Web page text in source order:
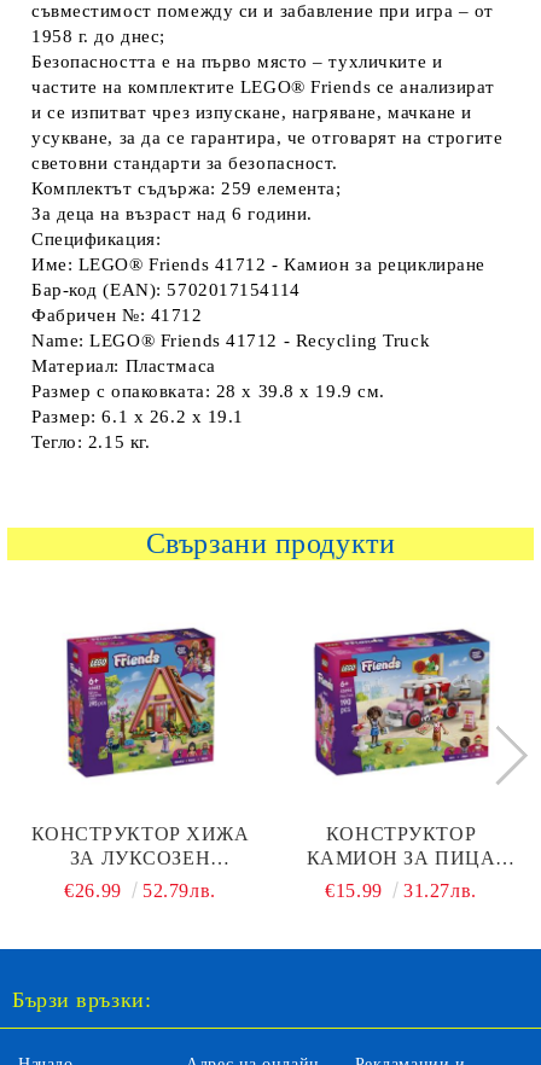
съвместимост помежду си и забавление при игра – от
1958 г. до днес;
Безопасността е на първо място – тухличките и
частите на комплектите LEGO® Friends се анализират
и се изпитват чрез изпускане, нагряване, мачкане и
усукване, за да се гарантира, че отговарят на строгите
световни стандарти за безопасност.
Комплектът съдържа: 259 елемента;
За деца на възраст над 6 години.
Спецификация:
Име: LEGO® Friends 41712 - Камион за рециклиране
Бар-код (EAN): 5702017154114
Фабричен №: 41712
Name: LEGO® Friends 41712 - Recycling Truck
Материал: Пластмаса
Размер с опаковката: 28 х 39.8 х 19.9 см.
Размер: 6.1 х 26.2 х 19.1
Тегло: 2.15 кг.
Свързани продукти
КОНСТРУКТОР ХИЖА
ЗА ЛУКСОЗЕН
КЪМПИНГ СРЕД
€26.99 52.79лв.
КОНСТРУКТОР
КАМИОН ЗА ПИЦА
LEGO FRIENDS 42694
€15.99 31.27лв.
Бързи връзки: